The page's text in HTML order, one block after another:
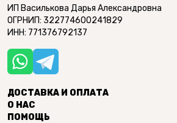
ИП Василькова Дарья Александровна
ОГРНИП: 322774600241829
ИНН: 771376792137
ДОСТАВКА И ОПЛАТА
О НАС
ПОМОЩЬ